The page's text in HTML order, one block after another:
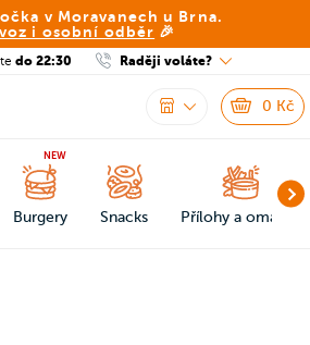
v Moravanech u Brna.
i osobní odběr 🎉
do 22:30 Raději voláte?
0 Kč
Burgery
NEW
Snacks Přílohy a omáčky